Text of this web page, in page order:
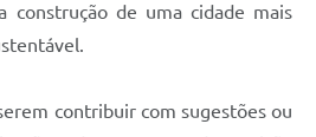
construção de uma cidade mais
contribuir com sugestões ou